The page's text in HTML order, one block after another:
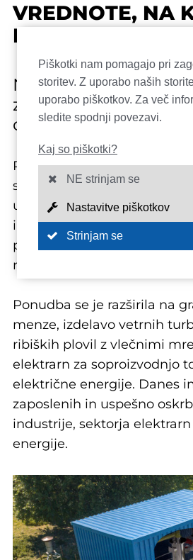
VREDNOTE, NA
LAHKO GRADITE
Naš način dela
zaupanju,
diskretnosti.
Podjetje, ki ga je leta 1989
strojništva Gerd Lorenzen,
ukvarjalo s popravili in
industriji. Zaradi vse
podjetje kmalu razširilo
na druge sektorje.
Ponudba se je razširila na
menze, izdelavo vetrnih
ribiških plovil z vlečnimi
elektrarn za soproizvodnjo
električne energije. Danes
zaposlenih in uspešno
industrije, sektorja
energije.
Piškotki nam pomagajo pri
storitev. Z uporabo naših
uporabo piškotkov. Za več
sledite spodnji povezavi.
Kaj so piškotki?
NE strinjam se
Nastavitve piškotkov
Strinjam se